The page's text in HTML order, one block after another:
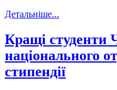
Детальніше...
Кращі студенти
національного
стипендії